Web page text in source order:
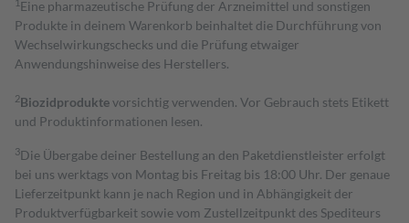
1 Eine pharmazeutische Prüfung der Arzneimittel und sonstigen
Produkte in deinem Warenkorb beinhaltet die Durchführung von
Wechselwirkungschecks und die Prüfung etwaiger
Anwendungshinweise des Herstellers.
2Biozidproduktevorsichtig verwenden. Vor Gebrauch stets Etikett
und Produktinformationen lesen.
3Die Übergabe deiner Bestellung an den Paketdienstleister erfolgt
bei uns werktags von Montag bis Freitag bis 18:00 Uhr. Der genaue
Lieferzeitpunkt kann je nach Region und in Abhängigkeit der
Produktverfügbarkeit sowie vom Zustellzeitpunkt des Spediteurs